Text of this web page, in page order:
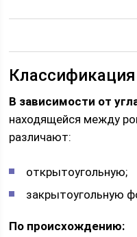
Классификация
В зависимости от
находящейся между
различают:
открытоугольную;
закрытоугольную
По происхождению: